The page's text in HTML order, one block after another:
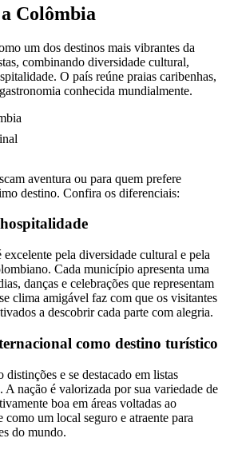
Colômbia
um dos destinos mais vibrantes da
combinando diversidade cultural,
O país reúne praias caribenhas,
conhecida mundialmente.
aventura ou para quem prefere
destino. Confira os diferenciais:
pela diversidade cultural e pela
Cada município apresenta uma
danças e celebrações que representam
clima amigável faz com que os visitantes
a descobrir cada parte com alegria.
como destino turístico
e se destacado em listas
A nação é valorizada por sua variedade de
boa em áreas voltadas ao
como um local seguro e atraente para
do mundo.